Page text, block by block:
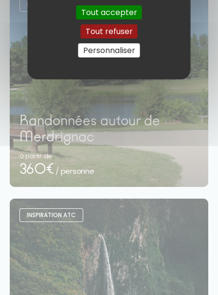
EXCLU ATC
Randonnées autour de
Merdrignac
à partir de
360€ / personne
INSPIRATION ATC
Tout accepter
Tout refuser
Personnaliser